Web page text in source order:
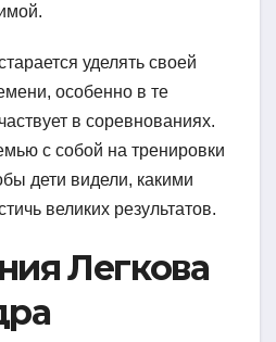
уделять своей
особенно в те
в соревнованиях.
с собой на тренировки
дети видели, какими
великих результатов.
Легкова